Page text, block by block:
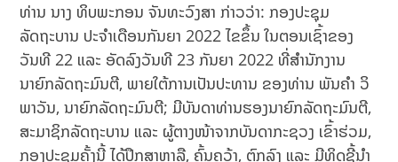
ທ່ານ ນາງ ທິບພະກອນ ຈັນທະວົງສາ ກ່າວວ່າ: ກອງປະຊຸມ
ລັດຖະບານ ປະຈໍາເດືອນກັນຍາ 2022 ໄຂຂຶ້ນ ໃນຕອນເຊົ້າຂອງ
ວັນທີ 22 ແລະ ອັດລົງວັນທີ 23 ກັນຍາ 2022 ທີ່ສຳນັກງານ
ນາຍົກລັດຖະມົນຕີ, ພາຍໃຕ້ການເປັນປະທານ ຂອງທ່ານ ພັນຄຳ ວິ
ພາວັນ, ນາຍົກລັດຖະມົນຕີ; ມີບັນດາທ່ານຮອງນາຍົກລັດຖະມົນຕີ,
ສະມາຊິກລັດຖະບານ ແລະ ຜູ້ຕາງໜ້າຈາກບັນດາກະຊວງ ເຂົ້າຮ່ວມ,
ກອງປະຊຸມຄັ້ງນີ້ ໄດ້ປຶກສາຫາລື, ຄົ້ນຄວ້າ, ຕົກລົງ ແລະ ມີທິດຊີ້ນຳ